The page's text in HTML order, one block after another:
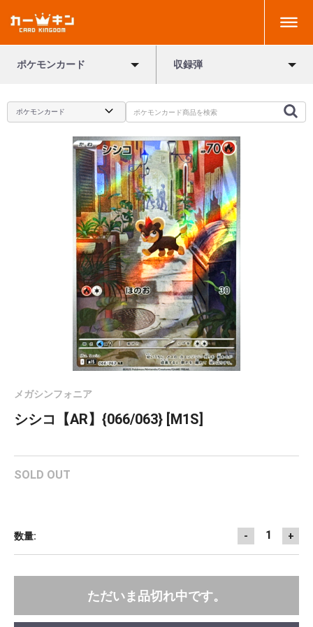
ポケモンカード 収録弾
メガシンフォニア
シシコ【AR】{066/063} [M1S]
SOLD OUT
数量: - 1 +
ただいま品切れ中です。